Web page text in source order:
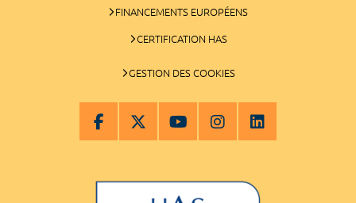
FINANCEMENTS EUROPÉENS
CERTIFICATION HAS
GESTION DES COOKIES